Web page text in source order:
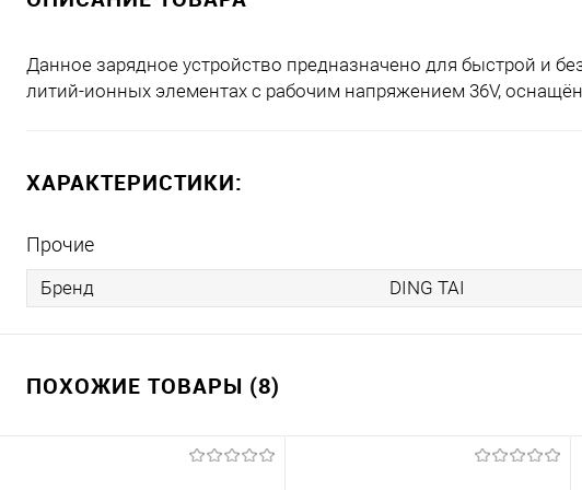
Данное зарядное устройство предназначено для быстрой и
литий-ионных элементах с рабочим напряжением 36V,
ХАРАКТЕРИСТИКИ:
Прочие
Бренд DING TAI
ПОХОЖИЕ ТОВАРЫ (8)